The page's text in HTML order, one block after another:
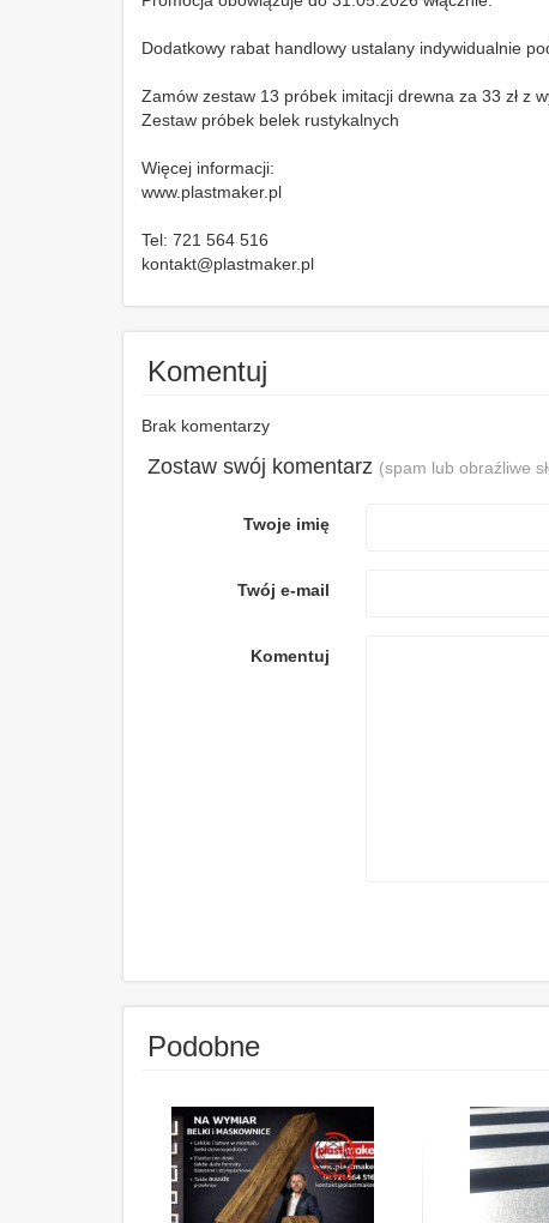
Dodatkowy rabat handlowy ustalany indywidualnie
Zamów zestaw 13 próbek imitacji drewna za 33 zł z
Zestaw próbek belek rustykalnych
Więcej informacji:
www.plastmaker.pl
Tel: 721 564 516
kontakt@plastmaker.pl
Komentuj
Brak komentarzy
Zostaw swój komentarz (spam lub obraźliwe
Twoje imię
Twój e-mail
Komentuj
Podobne